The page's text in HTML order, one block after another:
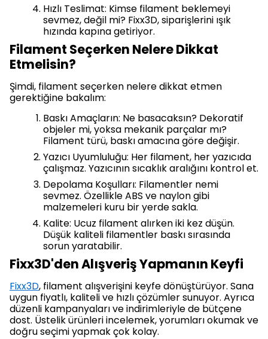
Hızlı Teslimat: Kimse filament beklemeyi
sevmez, değil mi? Fixx3D, siparişlerini ışık
hızında kapına getiriyor.
Filament Seçerken Nelere Dikkat
Etmelisin?
Şimdi, filament seçerken nelere dikkat etmen
gerektiğine bakalım:
Baskı Amaçların: Ne basacaksın? Dekoratif
objeler mi, yoksa mekanik parçalar mı?
Filament türü, baskı amacına göre değişir.
Yazıcı Uyumluluğu: Her filament, her yazıcıda
çalışmaz. Yazıcının sıcaklık aralığını kontrol et.
Depolama Koşulları: Filamentler nemi
sevmez. Özellikle ABS ve naylon gibi
malzemeleri kuru bir yerde sakla.
Kalite: Ucuz filament alırken iki kez düşün.
Düşük kaliteli filamentler baskı sırasında
sorun yaratabilir.
Fixx3D'den Alışveriş Yapmanın Keyfi
Fixx3D, filament alışverişini keyfe dönüştürüyor. Sana
uygun fiyatlı, kaliteli ve hızlı çözümler sunuyor. Ayrıca
düzenli kampanyaları ve indirimleriyle de bütçene
dost. Üstelik ürünleri incelemek, yorumları okumak ve
doğru seçimi yapmak çok kolay.